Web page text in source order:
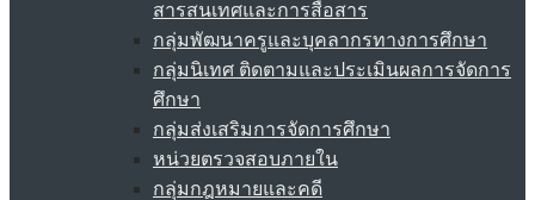
สารสนเทศและการสื่อสาร
กลุ่มพัฒนาครูและบุคลากรทางการศึกษา
กลุ่มนิเทศ ติดตามและประเมินผลการจัดการ
ศึกษา
กลุ่มส่งเสริมการจัดการศึกษา
หน่วยตรวจสอบภายใน
กลุ่มกฎหมายและคดี